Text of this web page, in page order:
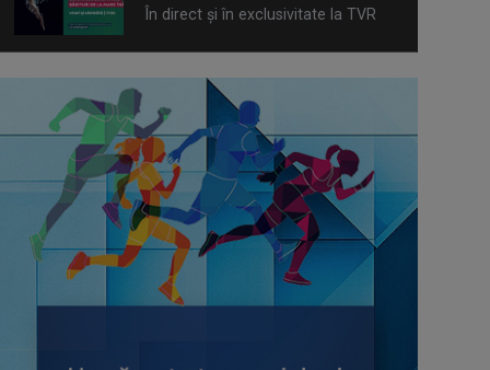
În direct şi în exclusivitate la TVR
Spectacol total la TVR: David
Popovici și tricolorii luptă pentru
aur la Europenele de Natație de la
Paris
CONCACAF respinge planul FIFA de
privatizare parțială a activităților
comerciale